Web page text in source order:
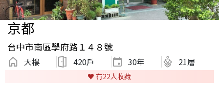
京都
台中市南區學府路１４８號
大樓 420戶 30年 21層
♥️ 有22人收藏